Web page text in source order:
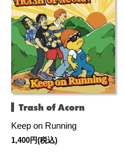
Trash of Acorn
Keep on Running
1,400円(税込)